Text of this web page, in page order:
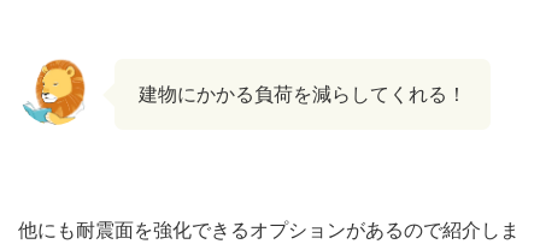
建物にかかる負荷を減らしてくれる！
他にも耐震面を強化できるオプションがあるので紹介しま